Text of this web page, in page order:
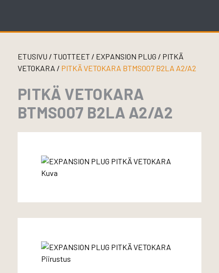
ETUSIVU / TUOTTEET/ EXPANSION PLUG / PITKÄ
VETOKARA / PITKÄ VETOKARA BTMS007 B2LA A2/A2
PITKÄ VETOKARA
BTMS007 B2LA A2/A2